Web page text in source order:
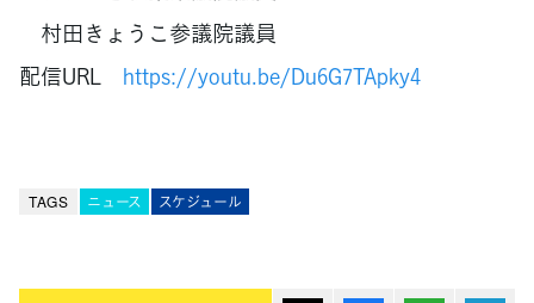
村田きょうこ参議院議員
配信URL https://youtu.be/Du6G7TApky4
TAGS ニュース スケジュール